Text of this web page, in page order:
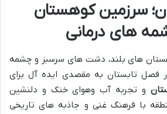
سرزمین کوهستان
های درمانی
های بلند، دشت های سرسبز و چشمه
فصل تابستان به مقصدی ایده آل برای
و تجربه آب وهوای خنک و دلنشین
با فرهنگ غنی و جاذبه های تاریخی